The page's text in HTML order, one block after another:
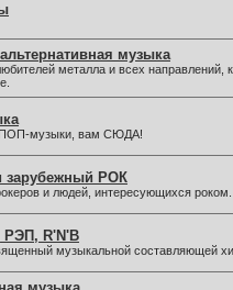
музыка
металла и всех направлений,
ПОП-музыки, вам СЮДА!
зарубежный РОК
и людей, интересующихся роком.
R'N'B
музыкальной составляющей